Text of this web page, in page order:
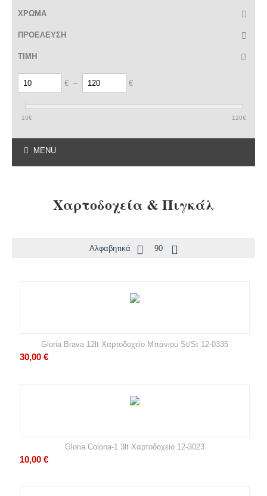
ΧΡΩΜΑ
ΠΡΟΕΛΕΥΣΗ
ΤΙΜΗ
€ – €
10€ 120€
MENU
Χαρτοδοχεία & Πιγκάλ
Αλφαβητικά 90
Gloria Brava 12lt Χαρτοδοχείο Μπάνιου St/St 12-0335
30,00 €
Gloria Colona-1 3lt Χαρτοδοχείο 12-3023
10,00 €